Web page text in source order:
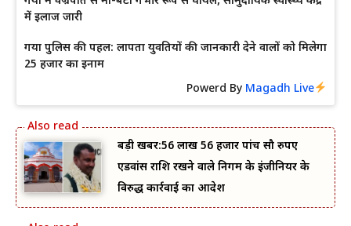
में इलाज जारी
गया पुलिस की पहल: लापता युवतियों की जानकारी देने वालों को मिलेगा
25 हजार का इनाम
Powerd By Magadh Live
बड़ी खबर:56 लाख 56 हजार पांच सौ रुपए
एडवांस राशि रखने वाले निगम के इंजीनियर के
विरुद्ध कार्रवाई का आदेश